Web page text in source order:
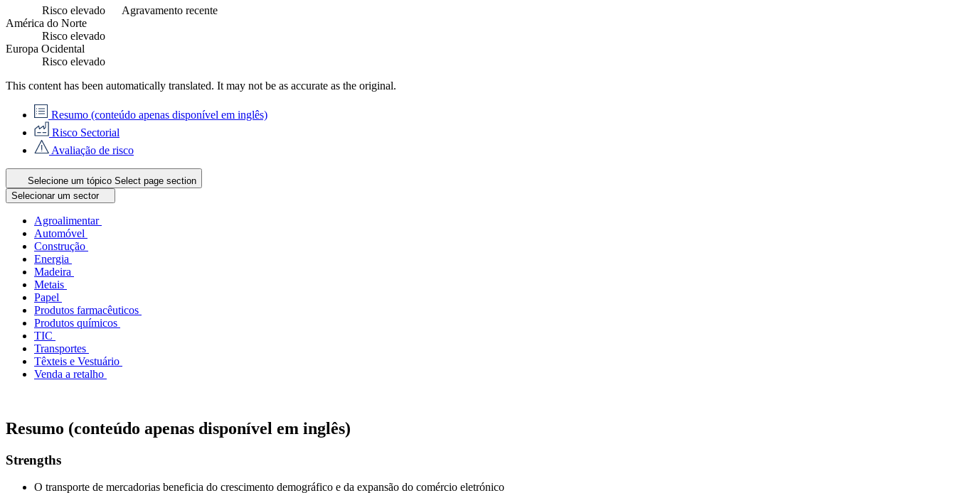
Risco elevado
Agravamento recente
América do Norte
Risco elevado
Europa Ocidental
Risco elevado
This content has been automatically translated. It may not be as accurate as the original.
Resumo (conteúdo apenas disponível em inglês)
Risco Sectorial
Avaliação de risco
Selecione um tópico Select page section
Selecionar um sector
Agroalimentar
Automóvel
Construção
Energia
Madeira
Metais
Papel
Produtos farmacêuticos
Produtos químicos
TIC
Transportes
Têxteis e Vestuário
Venda a retalho
Resumo (conteúdo apenas disponível em inglês)
Strengths
O transporte de mercadorias beneficia do crescimento demográfico e da expansão do comércio eletrónico